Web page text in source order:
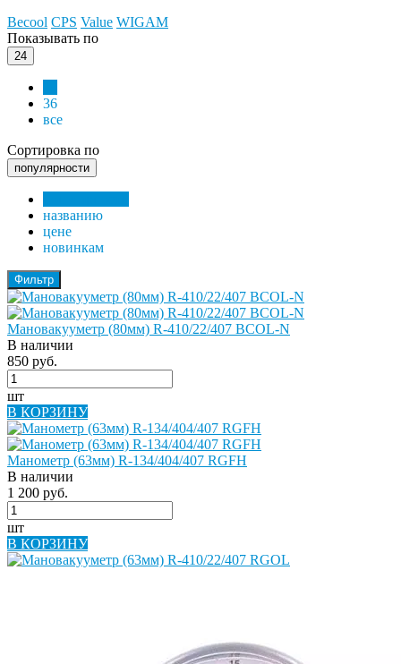
Becool CPS Value WIGAM
Показывать по
24
36
все
Сортировка по
популярности
названию
цене
новинкам
Фильтр
Мановакууметр (80мм) R-410/22/407 BCOL-N
В наличии
850 руб.
шт
В КОРЗИНУ
Манометр (63мм) R-134/404/407 RGFH
В наличии
1 200 руб.
шт
В КОРЗИНУ